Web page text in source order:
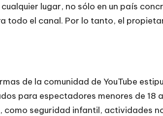
lugar, no sólo en un país
todo el canal. Por lo tanto, el
de la comunidad de YouTube
para espectadores menores de 18
seguridad infantil, actividades